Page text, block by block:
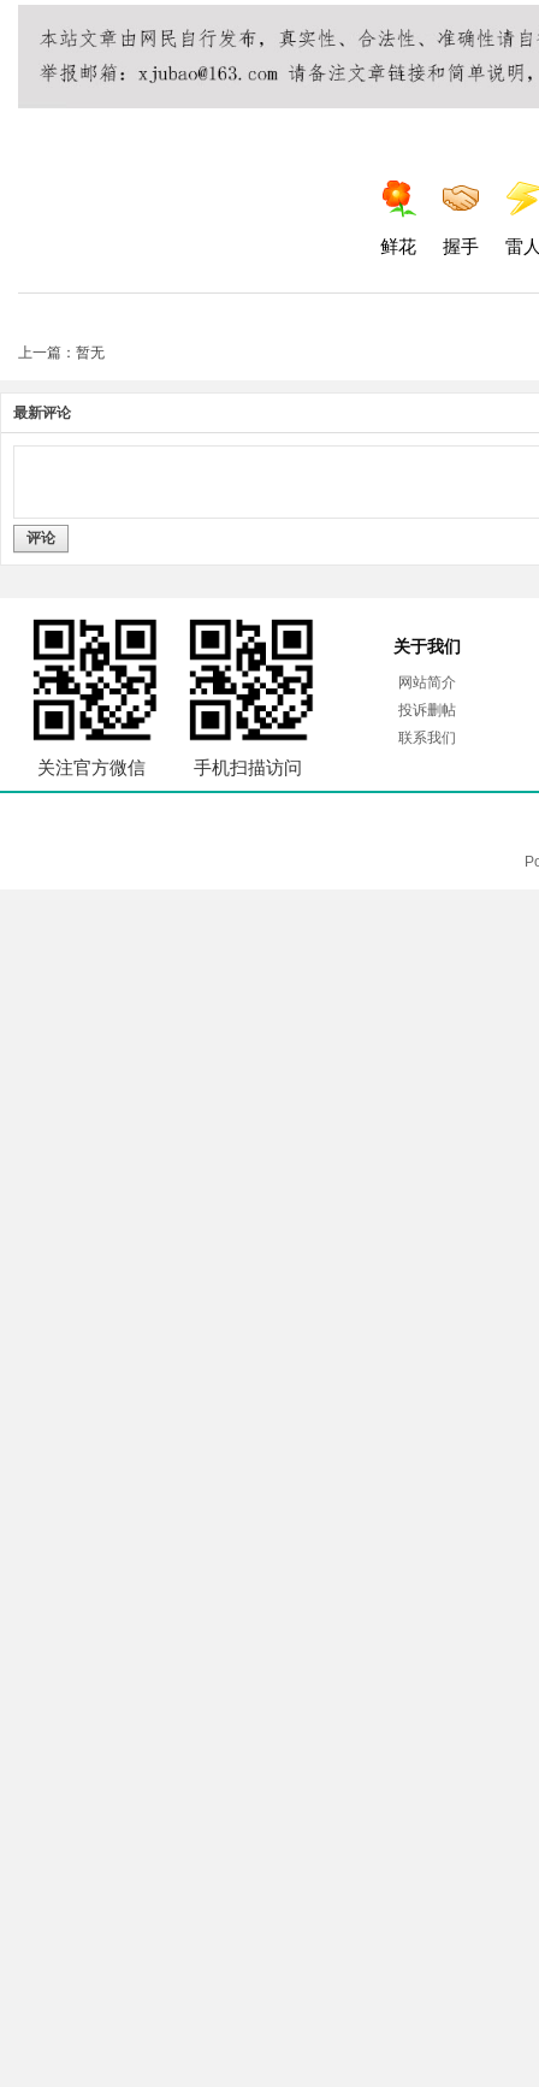
鲜花 握手 雷
上一篇：暂无
最新评论
评论
关注官方微信 手机扫描访问
关于我们
网站简介
投诉删帖
联系我们